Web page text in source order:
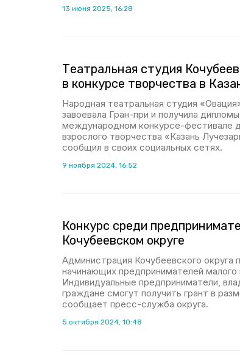
13 июня 2025, 16:28
Театральная студия
в конкурсе творчества в
Народная театральная студия
завоевала Гран-при и получила
международном конкурсе-фестивале
взрослого творчества «Казань
сообщил в своих социальных сетях.
9 ноября 2024, 16:52
Конкурс среди
Кочубеевском округе
Администрация Кочубеевского округа
начинающих предпринимателей малого
Индивидуальные предприниматели,
граждане смогут получить грант в
сообщает пресс-служба округа.
5 октября 2024, 10:48